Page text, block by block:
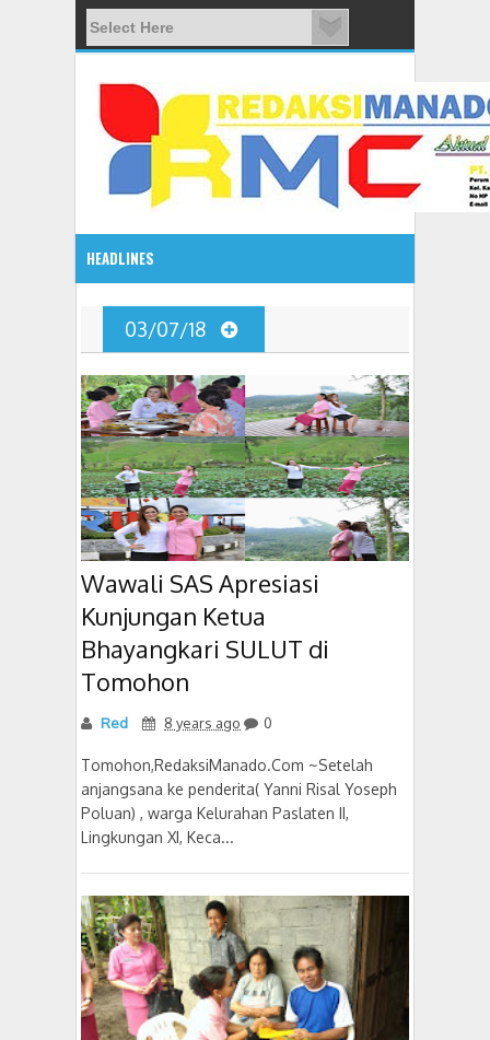
HEADLINES
08:03 AM
ADVETORIAL JONRU GANTIKAN MONO PIMPIN DPRD
03/07/18
Wawali SAS Apresiasi
Kunjungan Ketua
Bhayangkari SULUT di
Tomohon
Red 8 years ago 0
Tomohon,RedaksiManado.Com ~Setelah
anjangsana ke penderita( Yanni Risal Yoseph
Poluan) , warga Kelurahan Paslaten II,
Lingkungan XI, Keca...